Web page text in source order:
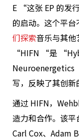
E “这张 EP 的发
的启动。这个平
们探索音乐与其他
“HIFN “是
Neuroenergetics
写，反映了其创新
通过 HIFN，
造力和合作。该
Carl Cox、Adam